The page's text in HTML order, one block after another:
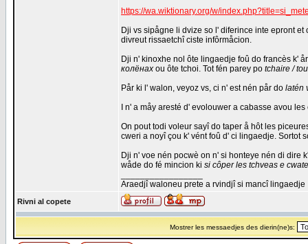
https://wa.wiktionary.org/w/
Dji vs sipågne li dvize so l' diferince inte epront
divreut rissaetchî ciste infôrmåcion.
Dji n' kinoxhe nol ôte lingaedje foû do francès k'
колёнах ou ôte tchoi. Tot fén parey po tchaire /
Pår ki l' walon, veyoz vs, ci n' est nén pår do latén
I n' a måy aresté d' evolouwer a cabasse avou
On pout todi voleur sayî do taper å hôt les
cweri a noyî çou k' vént foû d' ci lingaedje. Sortot
Dji n' voe nén pocwè on n' si honteye nén di dire
wåde do fé mincion ki si côper les tchveas e cwate
Araedjî waloneu prete a rvindjî si mancî lingaedje
Rivni al copete
Mostrer les messaedjes des dierin(ne)s: